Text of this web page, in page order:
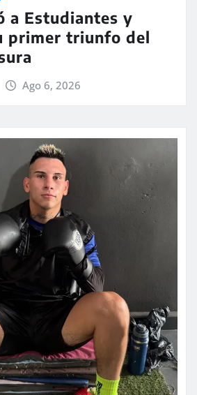
a Estudiantes y
primer triunfo del
Ago 6, 2026